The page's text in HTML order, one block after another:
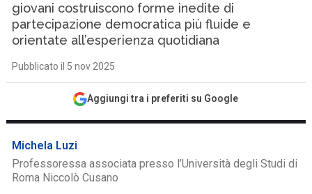
giovani costruiscono forme inedite di
partecipazione democratica più fluide e
orientate all’esperienza quotidiana
Pubblicato il 5 nov 2025
Aggiungi tra i preferiti su Google
Michela Luzi
Professoressa associata presso l’Università degli Studi di
Roma Niccolò Cusano